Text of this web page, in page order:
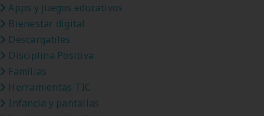
Apps y juegos educativos
Bienestar digital
Descargables
Disciplina Positiva
Familias
Herramientas TIC
Infancia y pantallas